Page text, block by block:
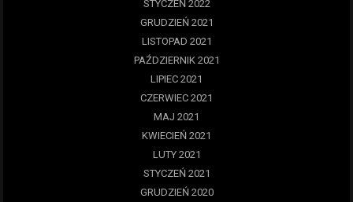
STYCZEŃ 2022
GRUDZIEŃ 2021
LISTOPAD 2021
PAŹDZIERNIK 2021
LIPIEC 2021
CZERWIEC 2021
MAJ 2021
KWIECIEŃ 2021
LUTY 2021
STYCZEŃ 2021
GRUDZIEŃ 2020